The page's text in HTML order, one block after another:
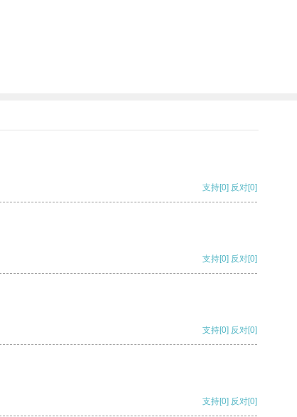
支持[0] 反对[0]
支持[0] 反对[0]
支持[0] 反对[0]
支持[0] 反对[0]